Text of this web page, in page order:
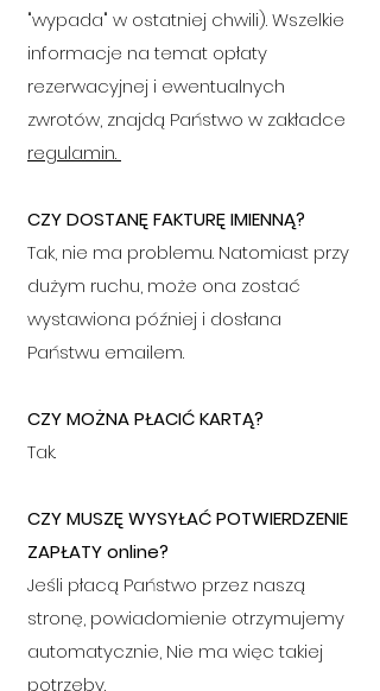
"wypada" w ostatniej chwili). Wszelkie
informacje na temat opłaty
rezerwacyjnej i ewentualnych
zwrotów, znajdą Państwo w zakładce
regulamin.
CZY DOSTANĘ FAKTURĘ IMIENNĄ?
Tak, nie ma problemu. Natomiast przy
dużym ruchu, może ona zostać
wystawiona później i dosłana
Państwu emailem.
CZY MOŻNA PŁACIĆ KARTĄ?
Tak.
CZY MUSZĘ WYSYŁAĆ POTWIERDZENIE
ZAPŁATY online?
Jeśli płacą Państwo przez naszą
stronę, powiadomienie otrzymujemy
automatycznie, Nie ma więc takiej
potrzeby.